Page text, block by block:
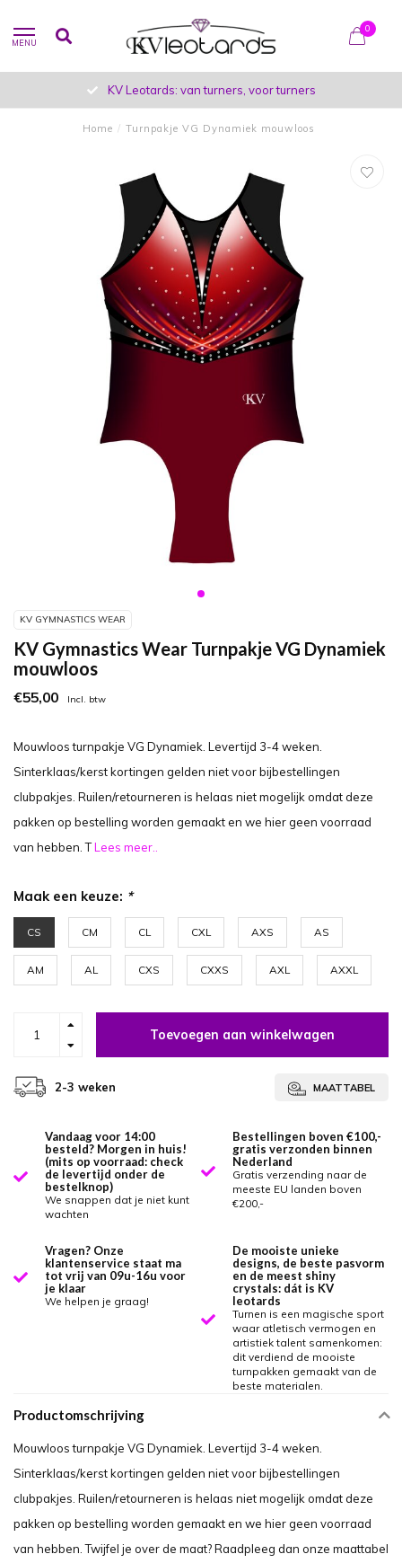
MENU
0
KV Leotards: van turners, voor turners
Home / Turnpakje VG Dynamiek mouwloos
KV GYMNASTICS WEAR
KV Gymnastics Wear Turnpakje VG Dynamiek
mouwloos
€55,00 Incl. btw
Mouwloos turnpakje VG Dynamiek. Levertijd 3-4 weken.
Sinterklaas/kerst kortingen gelden niet voor bijbestellingen
clubpakjes. Ruilen/retourneren is helaas niet mogelijk omdat deze
pakken op bestelling worden gemaakt en we hier geen voorraad
van hebben. TLees meer..
Maak een keuze: *
CS CM CL CXL AXS AS
AM AL CXS CXXS AXL AXXL
Toevoegen aan winkelwagen
2-3 weken MAATTABEL
Vandaag voor 14:00
besteld? Morgen in huis!
(mits op voorraad: check
de levertijd onder de
bestelknop)
We snappen dat je niet kunt
wachten
Bestellingen boven €100,-
gratis verzonden binnen
Nederland
Gratis verzending naar de
meeste EU landen boven
€200,-
Vragen? Onze
klantenservice staat ma
tot vrij van 09u-16u voor
je klaar
We helpen je graag!
De mooiste unieke
designs, de beste pasvorm
en de meest shiny
crystals: dát is KV
leotards
Turnen is een magische sport
waar atletisch vermogen en
artistiek talent samenkomen:
dit verdiend de mooiste
turnpakken gemaakt van de
beste materialen.
Productomschrijving
Mouwloos turnpakje VG Dynamiek. Levertijd 3-4 weken.
Sinterklaas/kerst kortingen gelden niet voor bijbestellingen
clubpakjes. Ruilen/retourneren is helaas niet mogelijk omdat deze
pakken op bestelling worden gemaakt en we hier geen voorraad
van hebben. Twijfel je over de maat? Raadpleeg dan onze maattabel